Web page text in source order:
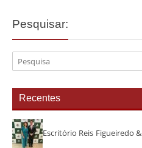
Pesquisar:
Recentes
Escritório Reis Figueiredo